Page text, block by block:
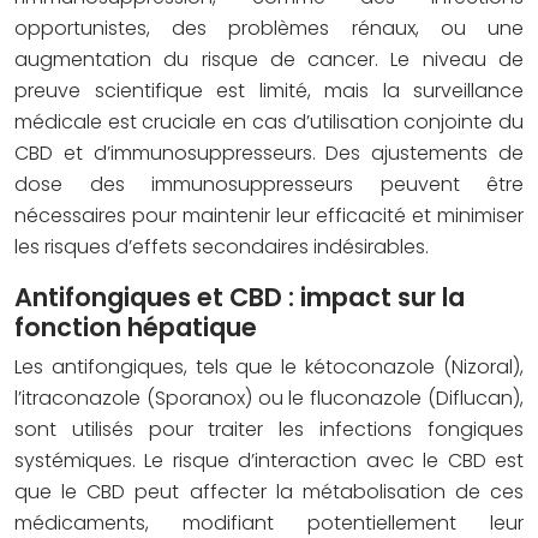
opportunistes, des problèmes rénaux, ou une
augmentation du risque de cancer. Le niveau de
preuve scientifique est limité, mais la surveillance
médicale est cruciale en cas d’utilisation conjointe du
CBD et d’immunosuppresseurs. Des ajustements de
dose des immunosuppresseurs peuvent être
nécessaires pour maintenir leur efficacité et minimiser
les risques d’effets secondaires indésirables.
Antifongiques et CBD : impact sur la
fonction hépatique
Les antifongiques, tels que le kétoconazole (Nizoral),
l’itraconazole (Sporanox) ou le fluconazole (Diflucan),
sont utilisés pour traiter les infections fongiques
systémiques. Le risque d’interaction avec le CBD est
que le CBD peut affecter la métabolisation de ces
médicaments, modifiant potentiellement leur